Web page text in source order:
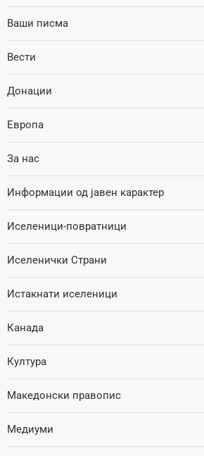
Ваши писма
Вести
Донации
Европа
За нас
Информации од јавен карактер
Иселеници-повратници
Иселенички Страни
Истакнати иселеници
Канада
Култура
Македонски правопис
Медиуми